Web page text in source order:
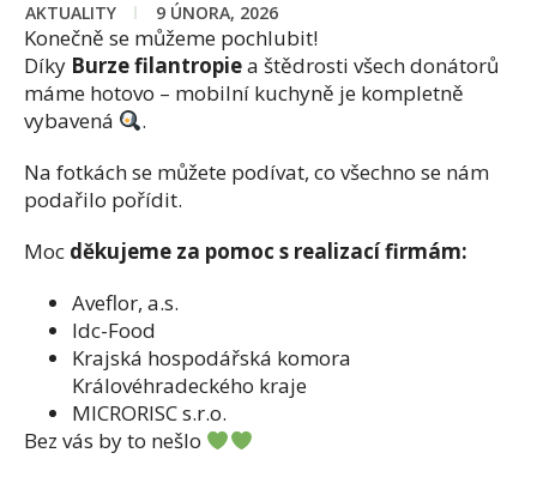
AKTUALITY 9 ÚNORA, 2026
Konečně se můžeme pochlubit!
Díky Burze filantropiea štědrosti všech donátorů
máme hotovo – mobilní kuchyně je kompletně
vybavená
.
Na fotkách se můžete podívat, co všechno se nám
podařilo pořídit.
Moc děkujeme za pomoc s realizací firmám:
Aveflor, a.s.
Idc-Food
Krajská hospodářská komora
Královéhradeckého kraje
MICRORISC s.r.o.
Bez vás by to nešlo